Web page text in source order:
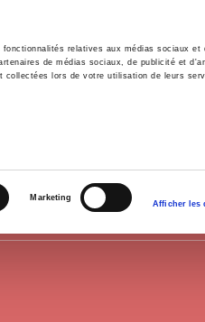
relatives aux médias sociaux et
de médias sociaux, de publicité et
collectées lors de votre utilisation de leurs
Marketing
Afficher les
International
EAST